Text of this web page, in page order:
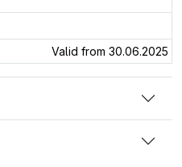
Valid from 30.06.2025